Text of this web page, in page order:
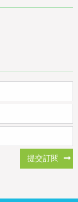
提交訂閱